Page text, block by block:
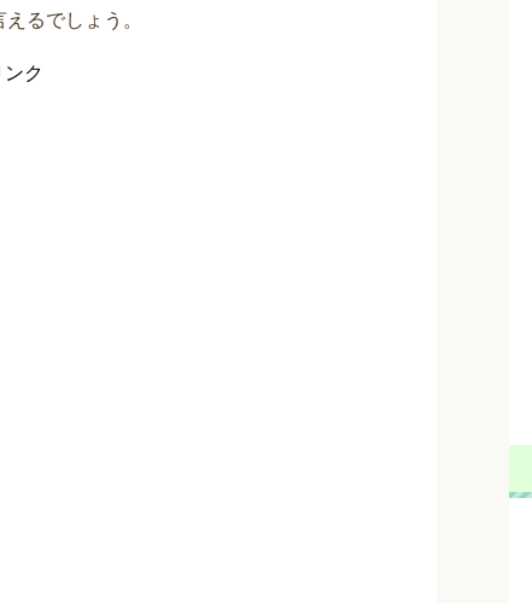
るでしょう。
ク